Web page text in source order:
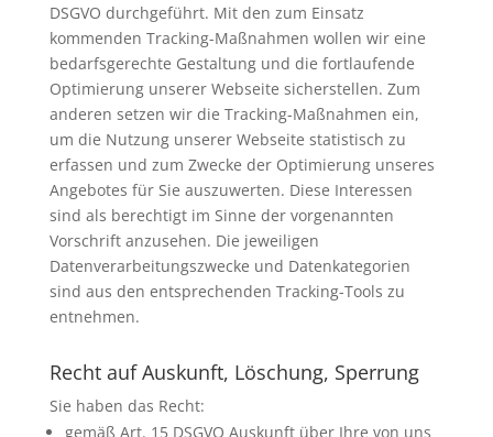
DSGVO durchgeführt. Mit den zum Einsatz
kommenden Tracking-Maßnahmen wollen wir eine
bedarfsgerechte Gestaltung und die fortlaufende
Optimierung unserer Webseite sicherstellen. Zum
anderen setzen wir die Tracking-Maßnahmen ein,
um die Nutzung unserer Webseite statistisch zu
erfassen und zum Zwecke der Optimierung unseres
Angebotes für Sie auszuwerten. Diese Interessen
sind als berechtigt im Sinne der vorgenannten
Vorschrift anzusehen. Die jeweiligen
Datenverarbeitungszwecke und Datenkategorien
sind aus den entsprechenden Tracking-Tools zu
entnehmen.
Recht auf Auskunft, Löschung, Sperrung
Sie haben das Recht:
gemäß Art. 15 DSGVO Auskunft über Ihre von uns